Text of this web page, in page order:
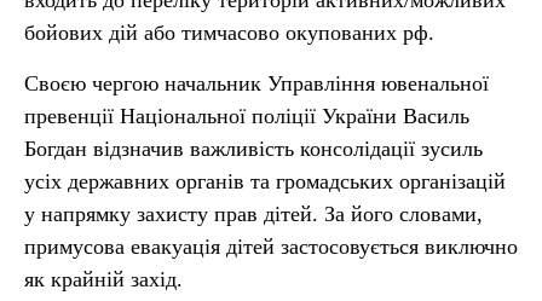
бойових дій або тимчасово окупованих рф.
Своєю чергою начальник Управління ювенальної
превенції Національної поліції України Василь
Богдан відзначив важливість консолідації зусиль
усіх державних органів та громадських організацій
у напрямку захисту прав дітей. За його словами,
примусова евакуація дітей застосовується виключно
як крайній захід.